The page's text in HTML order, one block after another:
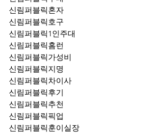
신림퍼블릭혼자
신림퍼블릭호구
신림퍼블릭1인주대
신림퍼블릭홈런
신림퍼블릭가성비
신림퍼블릭지명
신림퍼블릭차이사
신림퍼블릭후기
신림퍼블릭추천
신림퍼블릭훈이실장